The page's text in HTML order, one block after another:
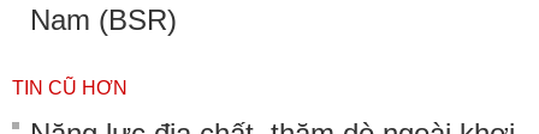
Nam (BSR)
TIN CŨ HƠN